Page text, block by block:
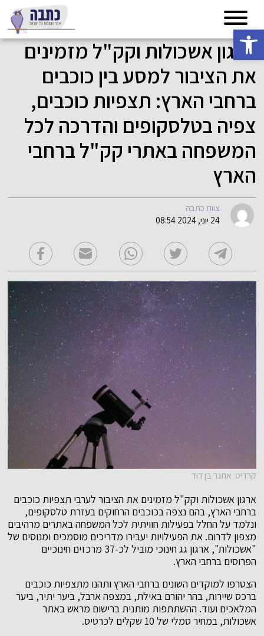
פתח סרגל נגישות
ארגון אשכולות וקק"ל מזמינים
את הציבור למסע בין כוכבים
ברחבי הארץ: תצפיות כוכבים,
צפיה בטלסקופים והדרכה לכל
המשפחה באתרי קק"ל ברחבי
הארץ
צוות כתבה
24 יוני, 2024 08:54
קרדיט: אתגר בן דוד
ארגון אשכולות וקק"ל מזמינים את הציבור לערבי תצפיות כוכבים
ברחבי הארץ, בהם נצפה בכוכבים הרחוקים בעזרת טלסקופים,
ונלמד על החלל בפעילות חוויתית לכל המשפחה באתרים מרהיבים
מצפון לדרום. את הפעילויות יעבירו מדריכים מוסמכים ומנוסים של
"אשכולות", ארגון גג חינוכי מוביל לכ-37 מרכזים חינוכיים
הפרוסים ברחבי הארץ.
הצטרפו למוקדים השונים ברחבי הארץ ותהנו מתצפיות כוכבים
ברכס שיירות, בהר יהורם באילת, במצפה ארבל, ביער יתיר, ביער
המלאכים ועוד. ההשתתפות מותנית ברישום מראש באתר
אשכולות, במחיר סמלי של 10 שקלים לכרטיס.